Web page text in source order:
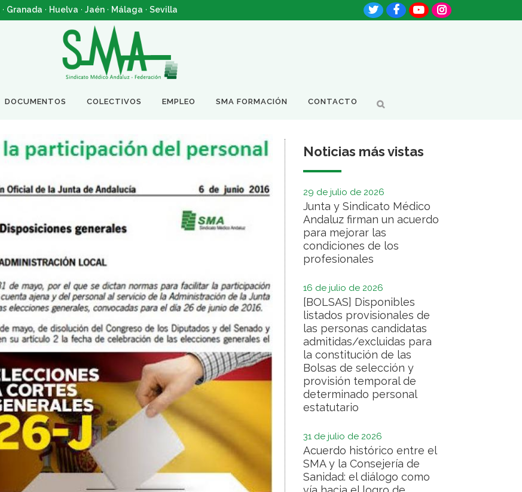
· Granada · Huelva · Jaén · Málaga · Sevilla
DOCUMENTOS COLECTIVOS EMPLEO SMA FORMACIÓN CONTACTO
Noticias más vistas
29 de julio de 2026
Junta y Sindicato Médico
Andaluz firman un acuerdo
para mejorar las
condiciones de los
profesionales
16 de julio de 2026
[BOLSAS] Disponibles
listados provisionales de
las personas candidatas
admitidas/excluidas para
la constitución de las
Bolsas de selección y
provisión temporal de
determinado personal
estatutario
31 de julio de 2026
Acuerdo histórico entre el
SMA y la Consejería de
Sanidad: el diálogo como